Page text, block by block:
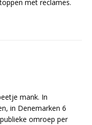
met reclames.
mank. In
in Denemarken 6
omroep per